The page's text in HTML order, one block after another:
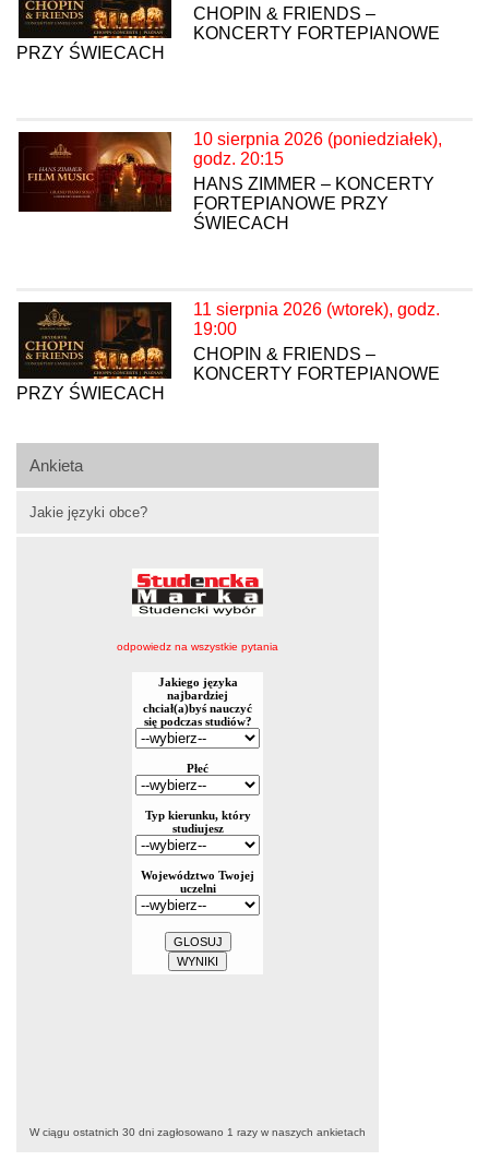
Ankieta
Jakie języki obce?
odpowiedz na wszystkie pytania
W ciągu ostatnich 30 dni zagłosowano 1 razy w naszych ankietach
CHOPIN & FRIENDS –
KONCERTY FORTEPIANOWE
PRZY ŚWIECACH
10 sierpnia 2026 (poniedziałek),
godz. 20:15
HANS ZIMMER – KONCERTY
FORTEPIANOWE PRZY
ŚWIECACH
11 sierpnia 2026 (wtorek), godz.
19:00
CHOPIN & FRIENDS –
KONCERTY FORTEPIANOWE
PRZY ŚWIECACH